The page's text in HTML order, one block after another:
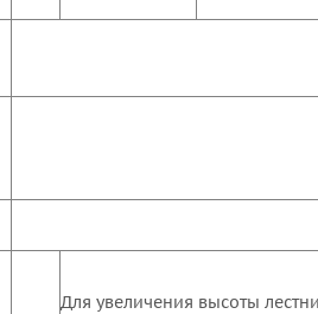
Для увеличения высоты